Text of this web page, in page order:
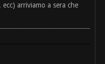
arriviamo a sera che